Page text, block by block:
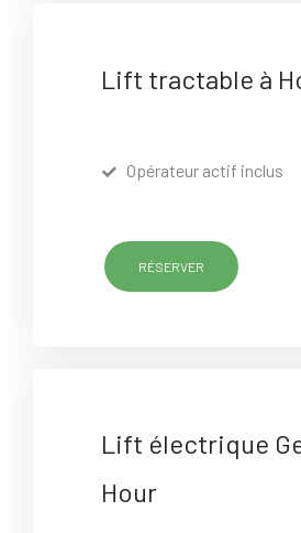
Lift tractable à
Opérateur actif inclus
RÉSERVER
Lift électrique
Hour